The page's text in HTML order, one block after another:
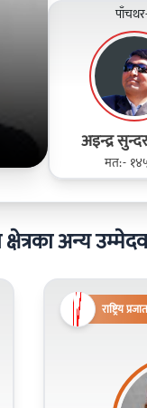
अइन्द्र
मत:-
अन्य
राष्ट्रिय